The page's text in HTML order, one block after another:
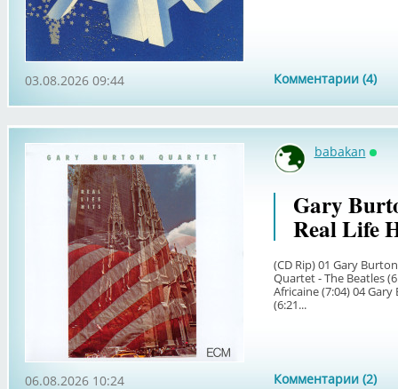
Комментарии (4)
03.08.2026 09:44
babakan
Gary
Real Life
(CD Rip) 01 Gary
Quartet - The Beatles
Africaine (7:04) 04
(6:21...
Комментарии (2)
06.08.2026 10:24